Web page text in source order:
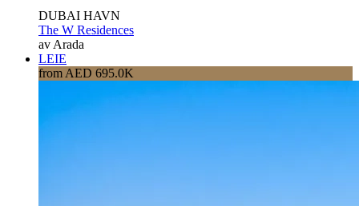
DUBAI HAVN
The W Residences
av Arada
LEIE
from AED 695.0K